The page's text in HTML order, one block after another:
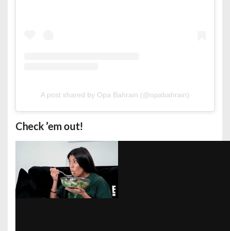
A post shared by Opa Bahrain (@opabahrain)
Check ’em out!